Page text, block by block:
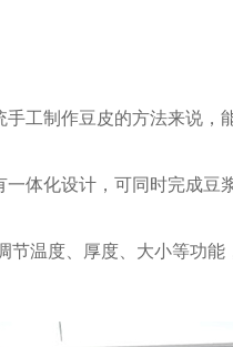
工制作豆皮的方法来说，
体化设计，可同时完成豆
节温度、厚度、大小等功能